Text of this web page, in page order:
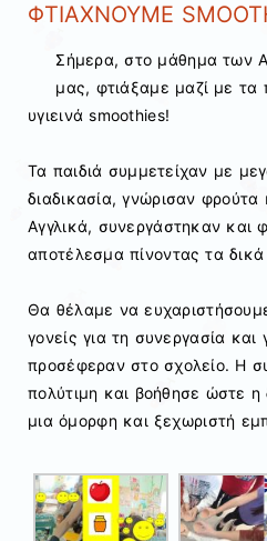
ΦΤΙΑΧΝΟΥΜΕ
Σήμερα, στο μάθημα των
μας, φτιάξαμε μαζί με τα
υγιεινά smoothies!
Τα παιδιά συμμετείχαν με
διαδικασία, γνώρισαν φρούτα
Αγγλικά, συνεργάστηκαν και
αποτέλεσμα πίνοντας τα
Θα θέλαμε να
γονείς για τη συνεργασία και
προσέφεραν στο σχολείο. Η
πολύτιμη και βοήθησε ώστε η
μια όμορφη και ξεχωριστή